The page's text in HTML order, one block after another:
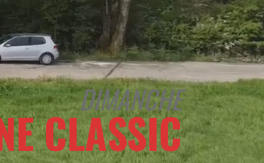
DIMANCHE
CLASSIC